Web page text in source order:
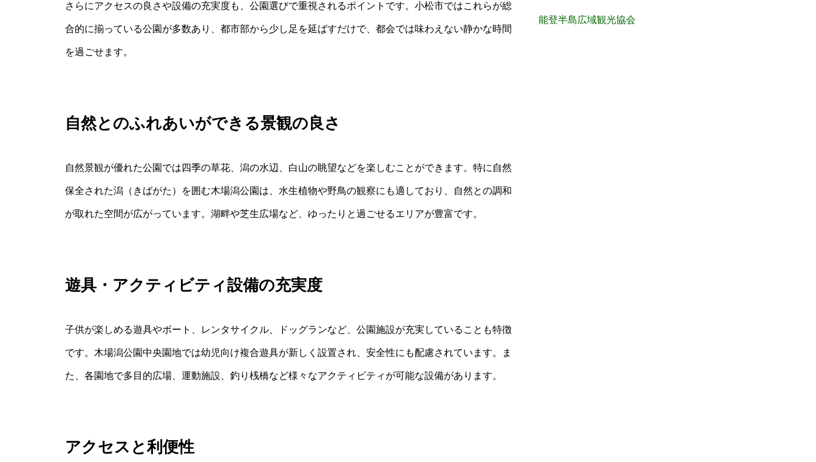
さらにアクセスの良さや設備の充実度も、公園選びで重視されるポイントです。小松市ではこれらが総
合的に揃っている公園が多数あり、都市部から少し足を延ばすだけで、都会では味わえない静かな時間
を過ごせます。
自然とのふれあいができる景観の良さ
自然景観が優れた公園では四季の草花、潟の水辺、白山の眺望などを楽しむことができます。特に自然
保全された潟（きばがた）を囲む木場潟公園は、水生植物や野鳥の観察にも適しており、自然との調和
が取れた空間が広がっています。湖畔や芝生広場など、ゆったりと過ごせるエリアが豊富です。
遊具・アクティビティ設備の充実度
子供が楽しめる遊具やボート、レンタサイクル、ドッグランなど、公園施設が充実していることも特徴
です。木場潟公園中央園地では幼児向け複合遊具が新しく設置され、安全性にも配慮されています。ま
た、各園地で多目的広場、運動施設、釣り桟橋など様々なアクティビティが可能な設備があります。
アクセスと利便性
能登半島広域観光協会